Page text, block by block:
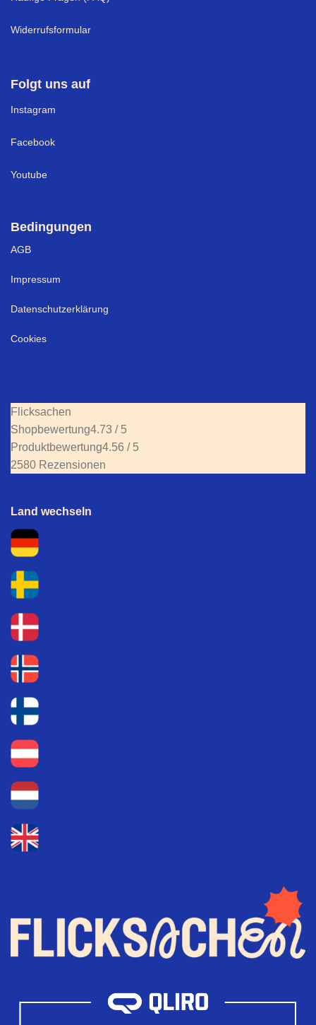
Widerrufsformular
Folgt uns auf
Instagram
Facebook
Youtube
Bedingungen
AGB
Impressum
Datenschutzerklärung
Cookies
Flicksachen
Shopbewertung4.73 / 5
Produktbewertung4.56 / 5
2580 Rezensionen
Land wechseln